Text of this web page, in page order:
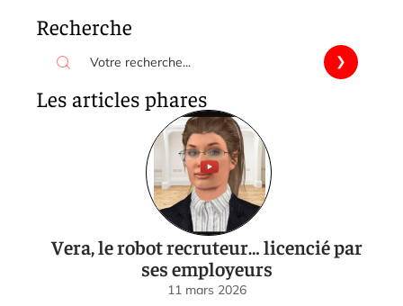
Recherche
Les articles phares
Vera, le robot recruteur… licencié par
ses employeurs
11 mars 2026